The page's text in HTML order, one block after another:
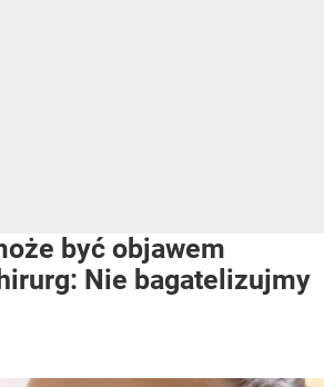
być objawem
Nie bagatelizujmy